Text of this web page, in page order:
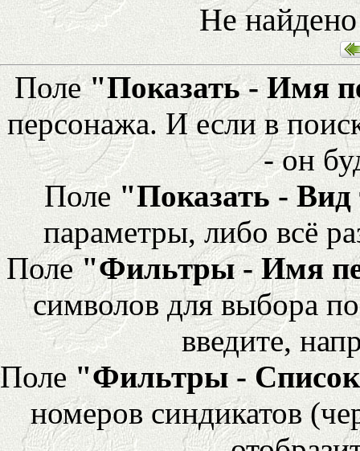
Не
Поле"Показать - Имя
персонажа. И если в
- он
Поле "Показать -
параметры, либо всё
Поле"Фильтры - Имя
символов для выбора
введите,
Поле "Фильтры -
номеров синдикатов